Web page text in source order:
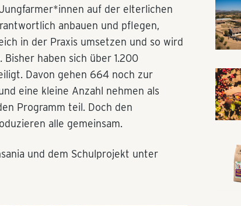
auf der elterlichen
anbauen und pflegen,
in der Praxis umsetzen und so wird
Bisher haben sich über 1.200
Davon gehen 664 noch zur
eine kleine Anzahl nehmen als
Programm teil. Doch den
alle gemeinsam.
und dem Schulprojekt unter